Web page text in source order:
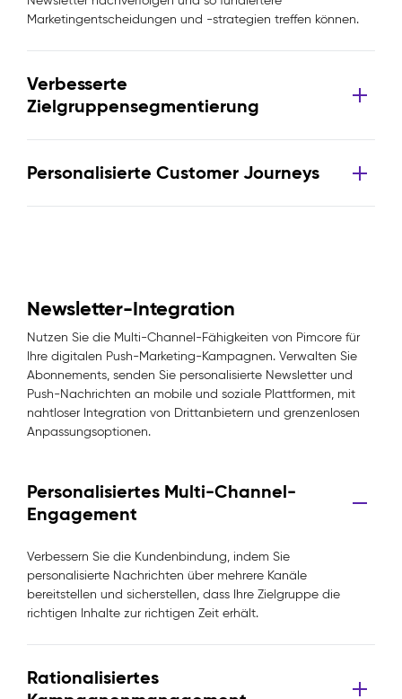
Marketingentscheidungen und -strategien treffen können.
Verbesserte
Zielgruppensegmentierung
Personalisierte Customer Journeys
Newsletter-Integration
Nutzen Sie die Multi-Channel-Fähigkeiten von Pimcore für
Ihre digitalen Push-Marketing-Kampagnen. Verwalten Sie
Abonnements, senden Sie personalisierte Newsletter und
Push-Nachrichten an mobile und soziale Plattformen, mit
nahtloser Integration von Drittanbietern und grenzenlosen
Anpassungsoptionen.
Personalisiertes Multi-Channel-
Engagement
Verbessern Sie die Kundenbindung, indem Sie
personalisierte Nachrichten über mehrere Kanäle
bereitstellen und sicherstellen, dass Ihre Zielgruppe die
richtigen Inhalte zur richtigen Zeit erhält.
Rationalisiertes